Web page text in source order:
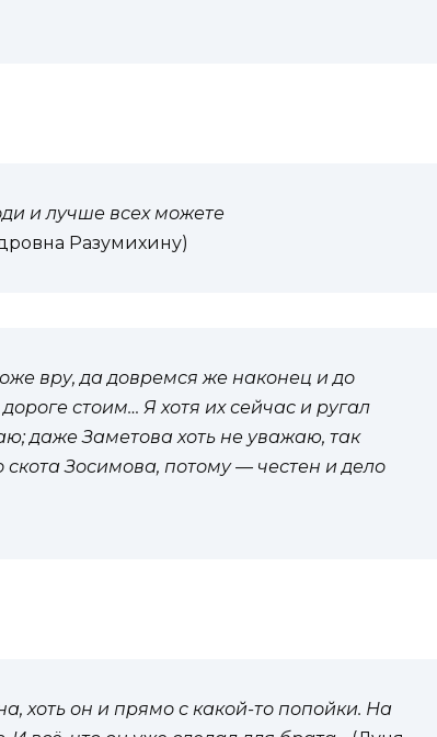
и лучше всех можете
Разумихину)
вру, да довремся же наконец и до
стоим… Я хотя их сейчас и ругал
даже Заметова хоть не уважаю, так
Зосимова, потому — честен и дело
хоть он и прямо с какой-то попойки. На